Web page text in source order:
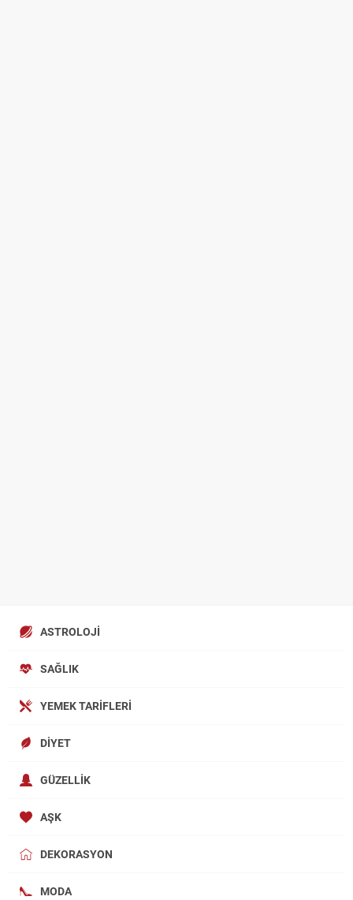
ASTROLOJI
SAĞLIK
YEMEK TARIFLERI
DIYET
GÜZELLIK
AŞK
DEKORASYON
MODA